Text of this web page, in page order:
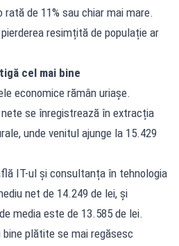
de 11% sau chiar mai mare.
resimțită de populație ar
cel mai bine
economice rămân uriașe.
se înregistrează în extracția
unde venitul ajunge la 15.429
IT-ul și consultanța în tehnologia
net de 14.249 de lei, și
media este de 13.585 de lei.
plătite se mai regăsesc